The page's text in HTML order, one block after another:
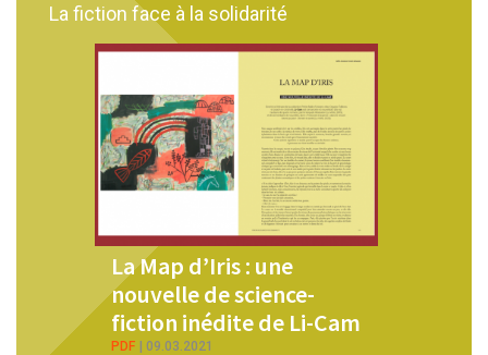
La fiction face à la solidarité
La Map d’Iris : une
nouvelle de science-
fiction inédite de Li-Cam
09.03.2021
ARTICLE